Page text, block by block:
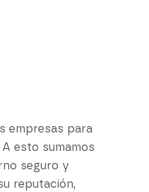
empresas para
esto sumamos
seguro y
reputación,